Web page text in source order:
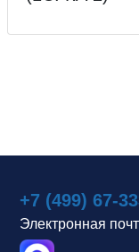
+7 (499) 67-
Электронная